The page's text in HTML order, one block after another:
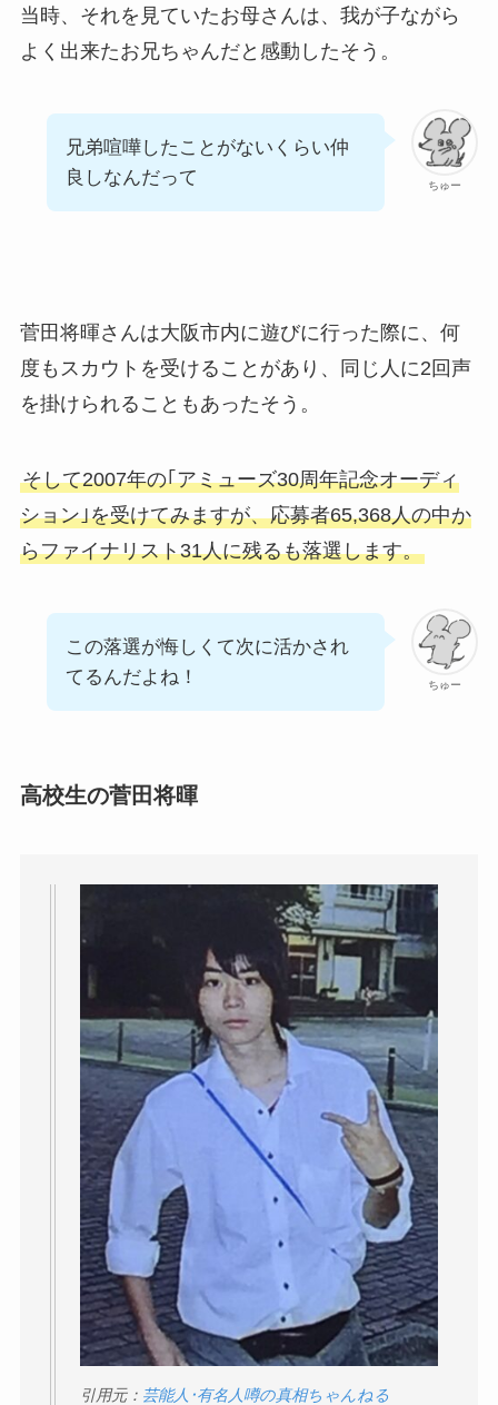
当時、それを見ていたお母さんは、我が子ながら
よく出来たお兄ちゃんだと感動したそう。
ちゅー
兄弟喧嘩したことがないくらい仲
良しなんだって
菅田将暉さんは大阪市内に遊びに行った際に、何
度もスカウトを受けることがあり、同じ人に2回声
を掛けられることもあったそう。
そして2007年の｢アミューズ30周年記念オーディ
ション｣を受けてみますが、応募者65,368人の中か
らファイナリスト31人に残るも落選します。
ちゅー
この落選が悔しくて次に活かされ
てるんだよね！
高校生の菅田将暉
引用元： 芸能人･有名人噂の真相ちゃんねる